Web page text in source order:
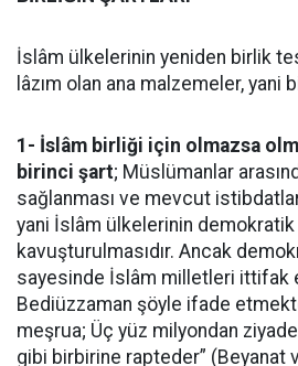
İslâm ülkelerinin yeniden birlik
lâzım olan ana malzemeler, yani
1- İslâm birliği için olmazsa
birinci şart; Müslümanlar
sağlanması ve mevcut
yani İslâm ülkelerinin
kavuşturulmasıdır. Ancak
sayesinde İslâm milletleri ittifak
Bediüzzaman şöyle ifade
meşrua; Üç yüz milyondan
gibi birbirine rapteder” (Beyanat